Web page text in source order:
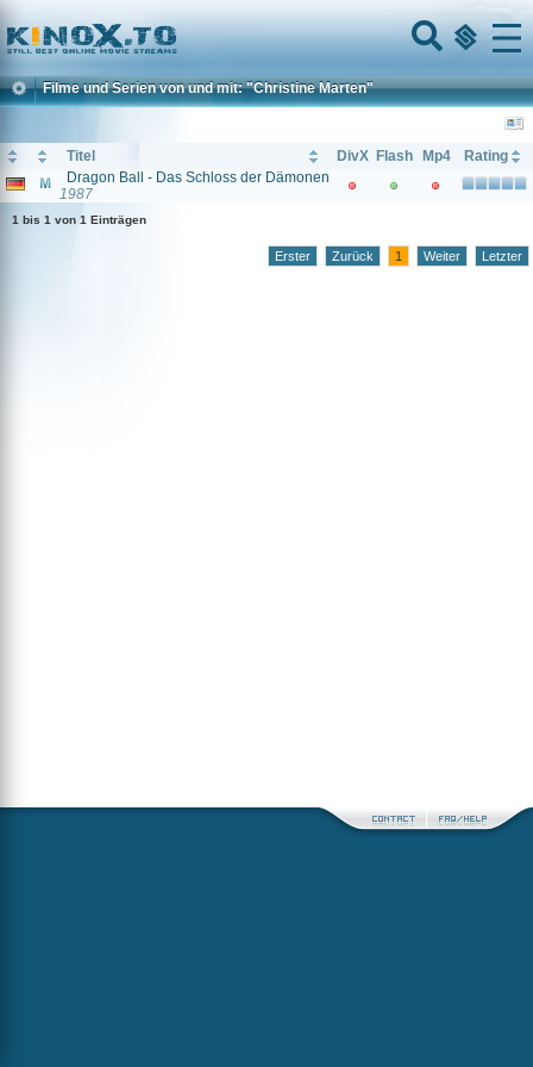
Home
Menu
Filme und Serien von und mit: "Christine Marten"
Titel DivX Flash Mp4
Rating
Dragon Ball - Das Schloss der Dämonen
1987
1 bis 1 von 1 Einträgen
Erster Zurück 1 Weiter Letzter